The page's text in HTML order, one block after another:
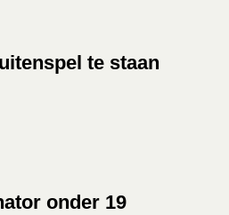
te staan
onder 19